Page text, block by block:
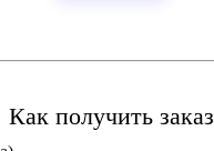
Как получить заказ